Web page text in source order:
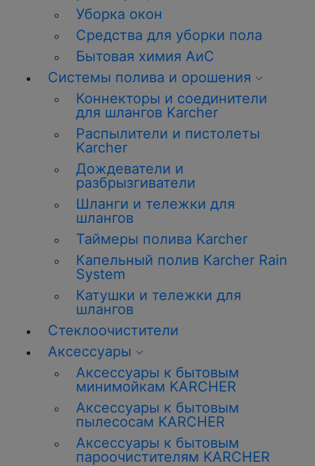
Уборка окон
Средства для уборки пола
Бытовая химия АиС
Системы полива и орошения
Коннекторы и соединители
для шлангов Karcher
Распылители и пистолеты
Karcher
Дождеватели и
разбрызгиватели
Шланги и тележки для
шлангов
Таймеры полива Karcher
Капельный полив Karcher Rain
System
Катушки и тележки для
шлангов
Стеклоочистители
Аксессуары
Аксессуары к бытовым
минимойкам KARCHER
Аксессуары к бытовым
пылесосам KARCHER
Аксессуары к бытовым
пароочистителям KARCHER